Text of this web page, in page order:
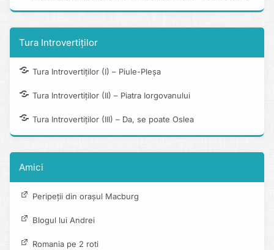
Tura Introvertiților
Tura Introvertiților (I) – Piule-Pleșa
Tura Introvertiților (II) – Piatra Iorgovanului
Tura Introvertiților (III) – Da, se poate Oslea
Amici
Peripeții din orașul Macburg
Blogul lui Andrei
Romania pe 2 roti